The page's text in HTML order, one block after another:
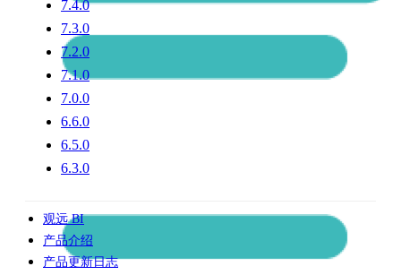
7.4.0
7.3.0
7.2.0
7.1.0
7.0.0
6.6.0
6.5.0
6.3.0
观远 BI
产品介绍
产品更新日志